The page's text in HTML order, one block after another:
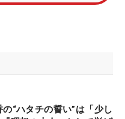
ロアマに出場させて
ル練習ラウンドして
しまいました。結局、
ゃいけないと思って、
“ハタチの誓い”は「少し